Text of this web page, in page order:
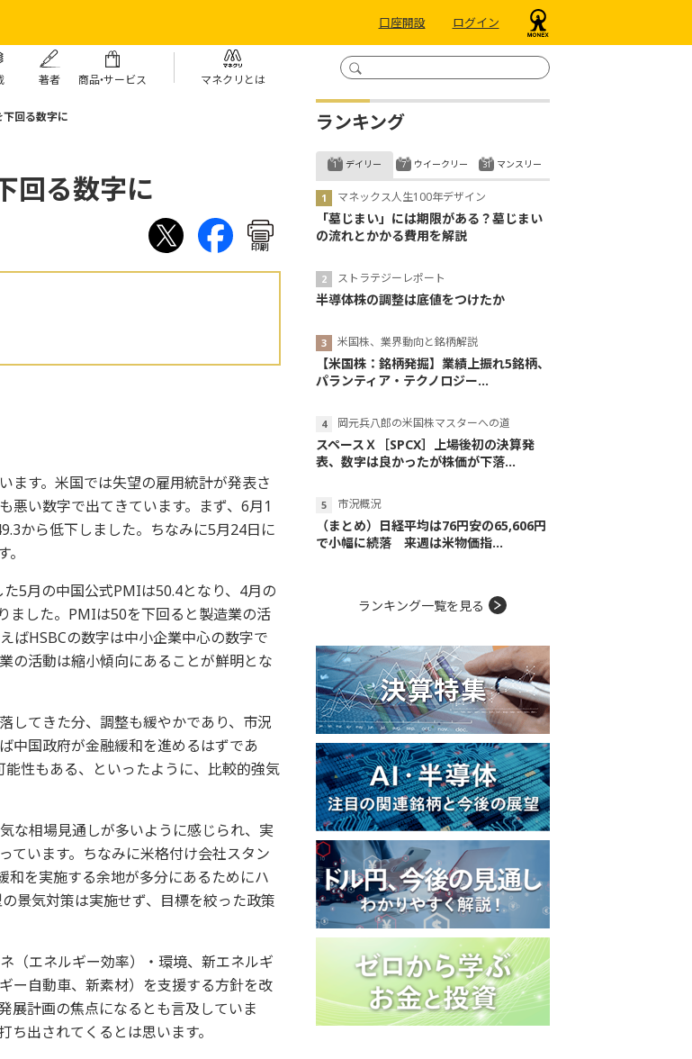
口座開設 ログイン
著者 商品・サービス マネクリとは
回る数字に
回る数字に
印刷
ます。米国では失望の雇用統計が発表さ
悪い数字で出てきています。まず、6月1
から低下しました。ちなみに5月24日に
5月の中国公式PMIは50.4となり、4月の
ました。PMIは50を下回ると製造業の活
ばHSBCの数字は中小企業中心の数字で
の活動は縮小傾向にあることが鮮明とな
してきた分、調整も緩やかであり、市況
中国政府が金融緩和を進めるはずであ
性もある、といったように、比較的強気
な相場見通しが多いように感じられ、実
ています。ちなみに米格付け会社スタン
和を実施する余地が多分にあるためにハ
景気対策は実施せず、目標を絞った政策
（エネルギー効率）・環境、新エネルギ
ー自動車、新素材）を支援する方針を改
展計画の焦点になるとも言及していま
出されてくるとは思います。
ランキング
デイリー
マネックス人生100年デザイン
「墓じまい」には期限がある？墓じまい
の流れとかかる費用を解説
ストラテジーレポート
半導体株の調整は底値をつけたか
米国株、業界動向と銘柄解説
【米国株：銘柄発掘】業績上振れ5銘柄、
パランティア・テクノロジー...
岡元兵八郎の米国株マスターへの道
スペースＸ［SPCX］上場後初の決算発
表、数字は良かったが株価が下落...
市況概況
（まとめ）日経平均は76円安の65,606円
で小幅に続落 来週は米物価指...
ウイークリー マンスリー
ランキング一覧を見る